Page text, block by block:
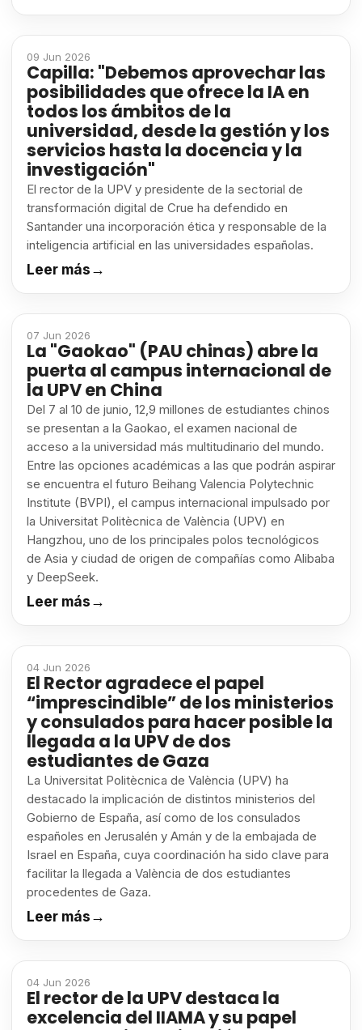
09 Jun 2026
Capilla: "Debemos aprovechar las
posibilidades que ofrece la IA en
todos los ámbitos de la
universidad, desde la gestión y los
servicios hasta la docencia y la
investigación"
El rector de la UPV y presidente de la sectorial de
transformación digital de Crue ha defendido en
Santander una incorporación ética y responsable de la
inteligencia artificial en las universidades españolas.
Leer más→
07 Jun 2026
La "Gaokao" (PAU chinas) abre la
puerta al campus internacional de
la UPV en China
Del 7 al 10 de junio, 12,9 millones de estudiantes chinos
se presentan a la Gaokao, el examen nacional de
acceso a la universidad más multitudinario del mundo.
Entre las opciones académicas a las que podrán aspirar
se encuentra el futuro Beihang Valencia Polytechnic
Institute (BVPI), el campus internacional impulsado por
la Universitat Politècnica de València (UPV) en
Hangzhou, uno de los principales polos tecnológicos
de Asia y ciudad de origen de compañías como Alibaba
y DeepSeek.
Leer más→
04 Jun 2026
El Rector agradece el papel
“imprescindible” de los ministerios
y consulados para hacer posible la
llegada a la UPV de dos
estudiantes de Gaza
La Universitat Politècnica de València (UPV) ha
destacado la implicación de distintos ministerios del
Gobierno de España, así como de los consulados
españoles en Jerusalén y Amán y de la embajada de
Israel en España, cuya coordinación ha sido clave para
facilitar la llegada a València de dos estudiantes
procedentes de Gaza.
Leer más→
04 Jun 2026
El rector de la UPV destaca la
excelencia del IIAMA y su papel